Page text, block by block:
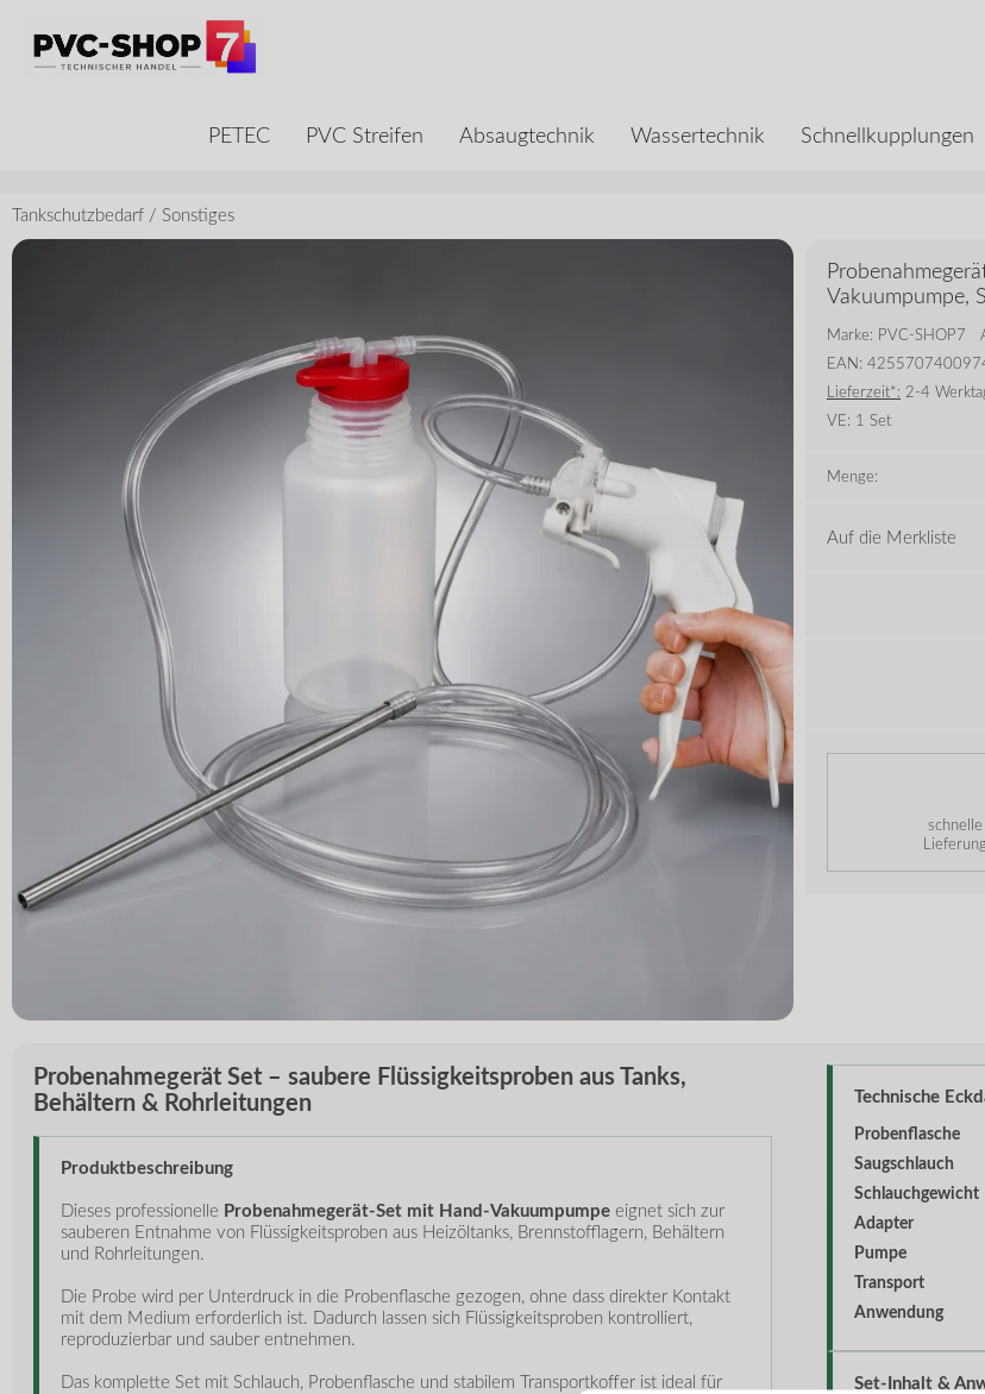
PETEC PVC Streifen Absaugtechnik Wassertechnik Schnellkupplungen
Tankschutzbedarf / Sonstiges
Vakuumpumpe,
Marke: PVC-SHOP7
EAN:
Lieferzeit*: 2-4
VE: 1 Set
Menge:
Auf die Merkliste
schnelle
Probenahmegerät Set – saubere Flüssigkeitsproben aus Tanks,
Behältern & Rohrleitungen
Produktbeschreibung
Dieses professionelle Probenahmegerät-Set mit Hand-Vakuumpumpe eignet sich zur
sauberen Entnahme von Flüssigkeitsproben aus Heizöltanks, Brennstofflagern, Behältern
und Rohrleitungen.
Die Probe wird per Unterdruck in die Probenflasche gezogen, ohne dass direkter Kontakt
mit dem Medium erforderlich ist. Dadurch lassen sich Flüssigkeitsproben kontrolliert,
reproduzierbar und sauber entnehmen.
Das komplette Set mit Schlauch, Probenflasche und stabilem Transportkoffer ist ideal für
Technische
Probenflasche
Saugschlauch
Schlauchgewicht
Adapter
Pumpe
Transport
Anwendung
Set-Inhalt &